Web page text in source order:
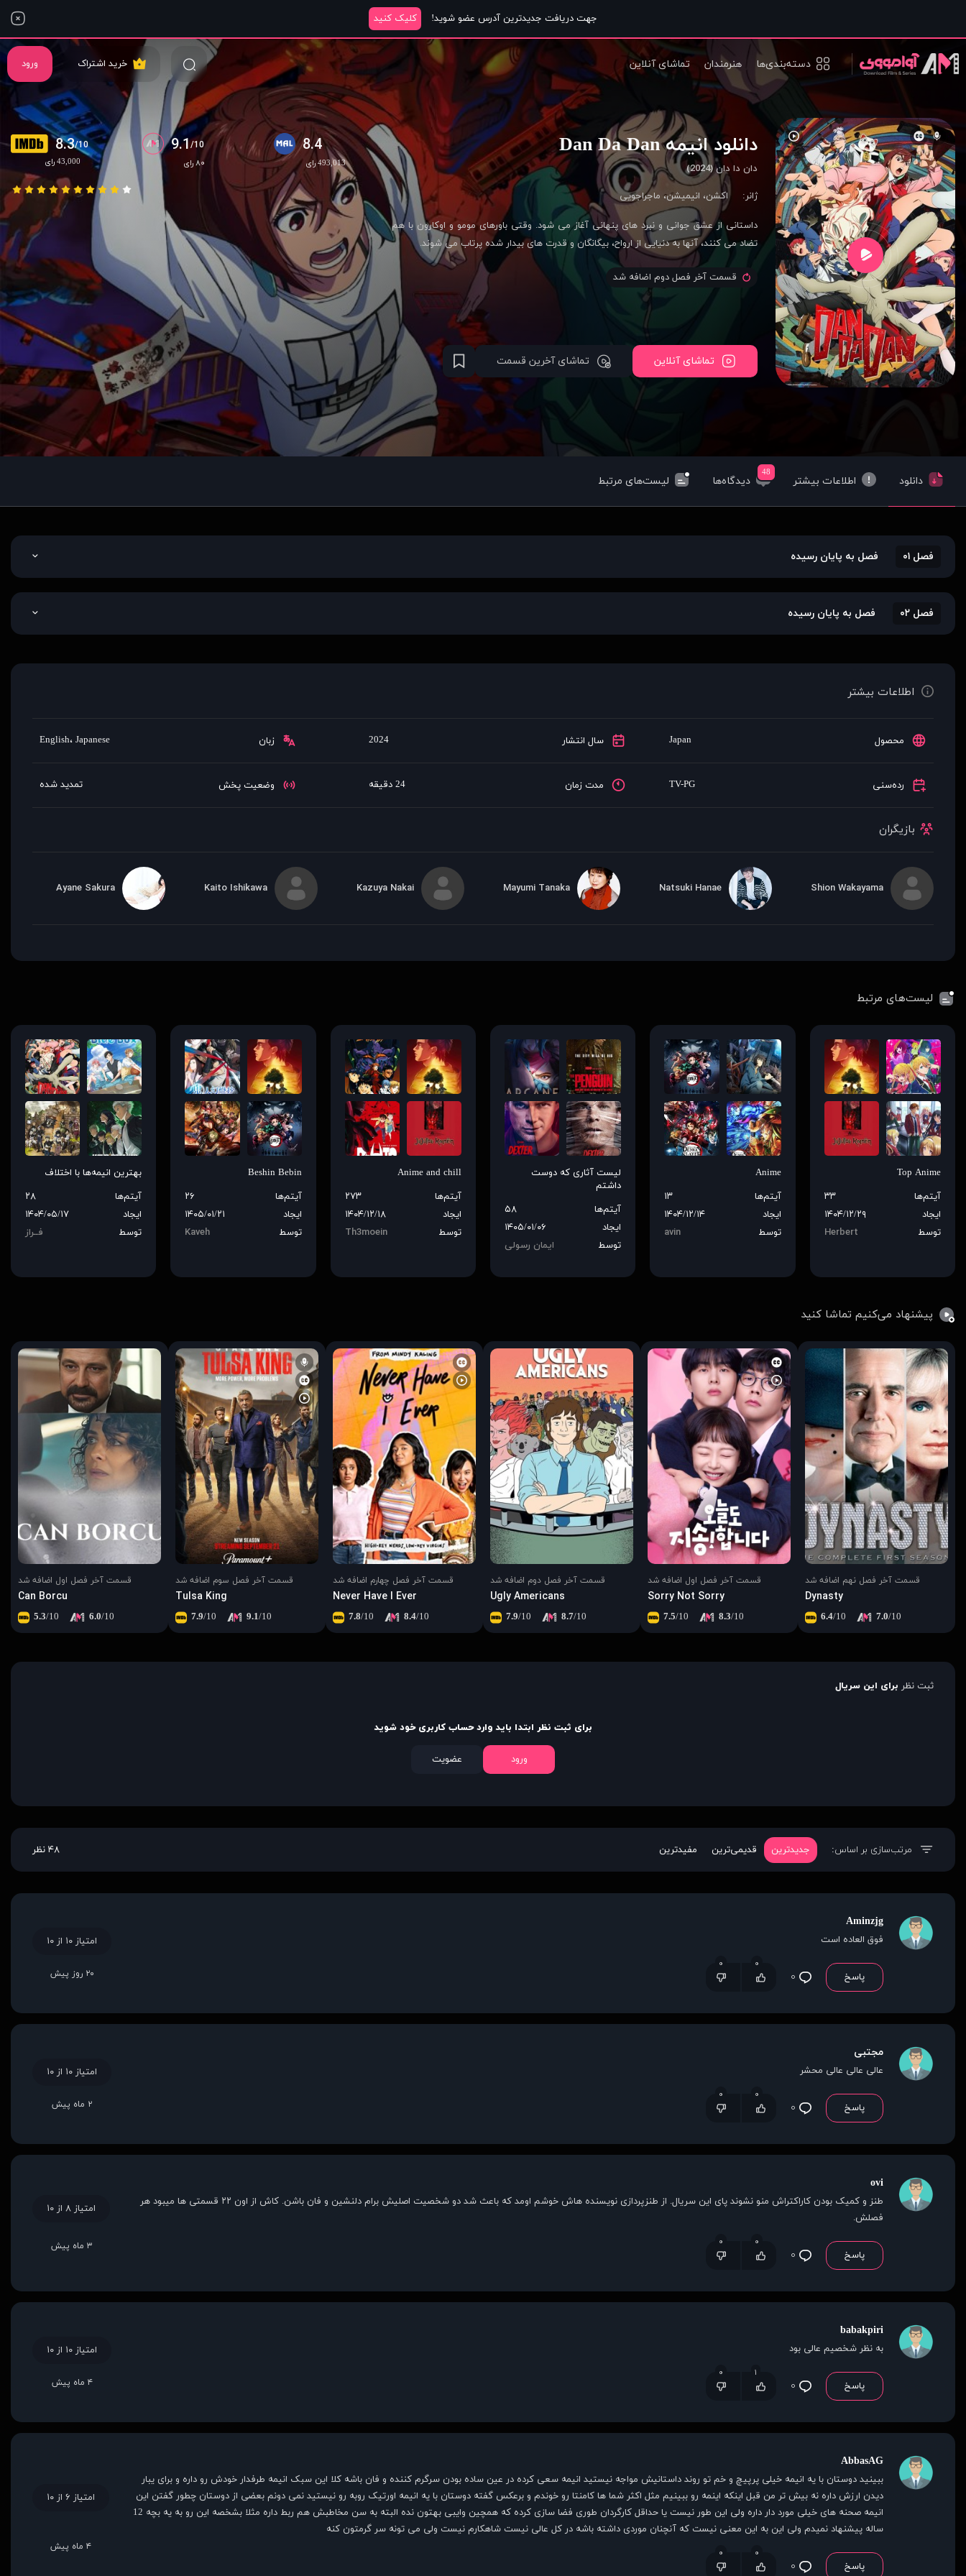
جهت دریافت جدیدترین آدرس عضو شوید! کلیک کنید
دسته‌بندی‌ها هنرمندان تماشای آنلاین خرید اشتراک ورود
دانلود انیمه Dan Da Dan
دان دا دان (2024)
ژانر: اکشن، انیمیشن، ماجراجویی
داستانی از عشق جوانی و نبرد های پنهانی آغاز می شود. وقتی باورهای مومو و اوکارون با هم
تضاد می کنند، آنها به دنیایی از ارواح، بیگانگان و قدرت های بیدار شده پرتاب می شوند.
قسمت آخر فصل دوم اضافه شد
8.3/10
43,000 رای
9.1/10
۸۰ رای
8.4
493,013 رای
تماشای آنلاین تماشای آخرین قسمت
دانلود اطلاعات بیشتر
48
دیدگاه‌ها لیست‌های مرتبط
فصل ۰۱ فصل به پایان رسیده
فصل ۰۲ فصل به پایان رسیده
اطلاعات بیشتر
محصول Japan سال انتشار 2024 زبان English، Japanese
رده‌سنی TV-PG مدت زمان 24 دقیقه وضعیت پخش تمدید شده
بازیگران
Shion Wakayama
Natsuki Hanae
Mayumi Tanaka
Kazuya Nakai
Kaito Ishikawa
Ayane Sakura
لیست‌های مرتبط
Top Anime
آیتم‌ها
۳۳
ایجاد
۱۴۰۴/۱۲/۲۹
توسط
Herbert
Anime
آیتم‌ها
۱۳
ایجاد
۱۴۰۴/۱۲/۱۴
توسط
avin
لیست آثاری که دوست
داشتم
آیتم‌ها
۵۸
ایجاد
۱۴۰۵/۰۱/۰۶
توسط
ایمان رسولی
Anime and chill
آیتم‌ها
۲۷۳
ایجاد
۱۴۰۴/۱۲/۱۸
توسط
Th3moein
Beshin Bebin
آیتم‌ها
۲۶
ایجاد
۱۴۰۵/۰۱/۲۱
توسط
Kaveh
بهترین انیمه‌ها با اختلاف
آیتم‌ها
۲۸
ایجاد
۱۴۰۴/۰۵/۱۷
توسط
فــراز
پیشنهاد می‌کنیم تماشا کنید
قسمت آخر فصل نهم اضافه شد
Dynasty
6.4/10 7.0/10
قسمت آخر فصل اول اضافه شد
Sorry Not Sorry
7.5/10 8.3/10
قسمت آخر فصل دوم اضافه شد
Ugly Americans
7.9/10 8.7/10
قسمت آخر فصل چهارم اضافه شد
Never Have I Ever
7.8/10 8.4/10
قسمت آخر فصل سوم اضافه شد
Tulsa King
7.9/10 9.1/10
قسمت آخر فصل اول اضافه شد
Can Borcu
5.3/10 6.0/10
ثبت نظر برای این سریال
برای ثبت نظر ابتدا باید وارد حساب کاربری خود شوید
ورود عضویت
مرتب‌سازی بر اساس: جدیدترین قدیمی‌ترین مفیدترین ۴۸ نظر
Aminzjg
فوق العاده است
پاسخ ۰
۰ ۰
امتیاز ۱۰ از ۱۰
۲۰ روز پیش
مجتبی
عالی عالی عالی محشر
پاسخ ۰
۰ ۰
امتیاز ۱۰ از ۱۰
۲ ماه پیش
ovi
طنز و کمیک بودن کاراکتراش منو نشوند پای این سریال. از طنزپردازی نویسنده هاش خوشم اومد که باعث شد دو شخصیت اصلیش برام دلنشین و فان باشن. کاش از اون ۲۲ قسمتی ها میبود هر
فصلش.
پاسخ ۰
۰ ۰
امتیاز ۸ از ۱۰
۳ ماه پیش
babakpiri
به نظر شخصیم عالی بود
پاسخ ۰
۱ ۰
امتیاز ۱۰ از ۱۰
۴ ماه پیش
AbbasAG
ببینید دوستان با یه انیمه خیلی پرپیچ و خم تو روند داستانیش مواجه نیستید انیمه سعی کرده در عین ساده بودن سرگرم کننده و فان باشه کلا این سبک انیمه طرفدار خودش رو داره و برای یبار
دیدن ارزش داره نه بیش تر من قبل اینکه اینمه رو ببینیم مثل اکثر شما ها کامنتا رو خوندم و برعکس گفته دوستان با یه انیمه اورتیک روبه رو نیستید نمی دونم بعضی از دوستان چطور گفتن این
انیمه صحنه های خیلی مورد دار داره ولی این طور نیست یا حداقل کارگردان طوری فضا سازی کرده که همچین وایبی بهتون نده البته به سن مخاطبش هم ربط داره مثلا بشخصه این رو به یه بچه 12
ساله پیشنهاد نمیدم ولی این به این معنی نیست که آنچنان موردی داشته باشه در کل عالی نیست شاهکارم نیست ولی می تونه سر گرمتون کنه
پاسخ ۰
۰ ۰
امتیاز ۶ از ۱۰
۴ ماه پیش